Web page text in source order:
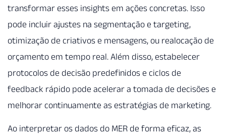
transformar esses insights em ações concretas. Isso
pode incluir ajustes na segmentação e targeting,
otimização de criativos e mensagens, ou realocação de
orçamento em tempo real. Além disso, estabelecer
protocolos de decisão predefinidos e ciclos de
feedback rápido pode acelerar a tomada de decisões e
melhorar continuamente as estratégias de marketing.
Ao interpretar os dados do MER de forma eficaz, as